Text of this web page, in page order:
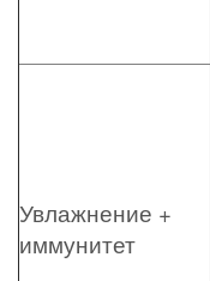
Увлажнение +
иммунитет